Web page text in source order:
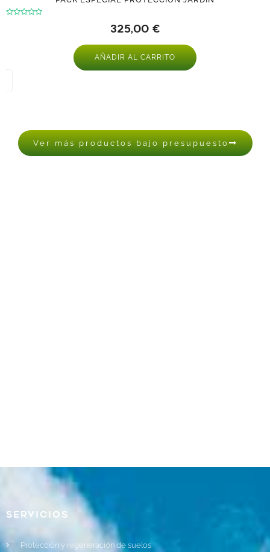
325,00 €
AÑADIR AL CARRITO
Ver más productos bajo presupuesto
Servicios
Protección y regeneración de suelos